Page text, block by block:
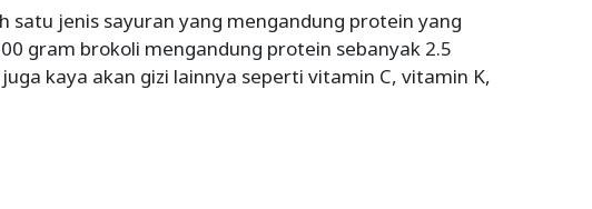
satu jenis sayuran yang mengandung protein yang
gram brokoli mengandung protein sebanyak 2.5
kaya akan gizi lainnya seperti vitamin C, vitamin K,